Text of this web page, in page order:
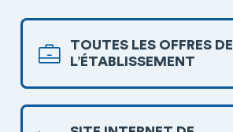
TOUTES LES OFFRES DE
L’ÉTABLISSEMENT